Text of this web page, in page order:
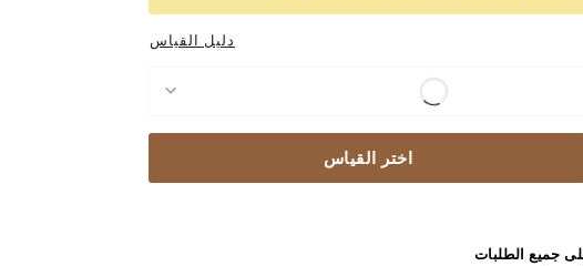
دليل القياس
اختر القياس
جميع الطلبات